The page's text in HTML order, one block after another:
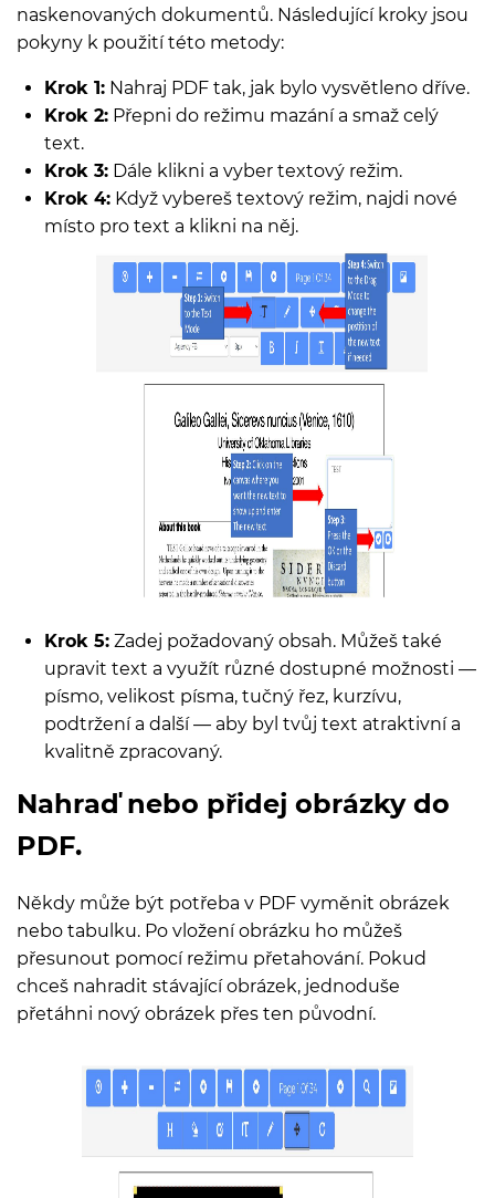
naskenovaných dokumentů. Následující kroky jsou
pokyny k použití této metody:
Krok 1: Nahraj PDF tak, jak bylo vysvětleno dříve.
Krok 2: Přepni do režimu mazání a smaž celý
text.
Krok 3: Dále klikni a vyber textový režim.
Krok 4: Když vybereš textový režim, najdi nové
místo pro text a klikni na něj.
Krok 5: Zadej požadovaný obsah. Můžeš také
upravit text a využít různé dostupné možnosti —
písmo, velikost písma, tučný řez, kurzívu,
podtržení a další — aby byl tvůj text atraktivní a
kvalitně zpracovaný.
Nahraď nebo přidej obrázky do
PDF.
Někdy může být potřeba v PDF vyměnit obrázek
nebo tabulku. Po vložení obrázku ho můžeš
přesunout pomocí režimu přetahování. Pokud
chceš nahradit stávající obrázek, jednoduše
přetáhni nový obrázek přes ten původní.